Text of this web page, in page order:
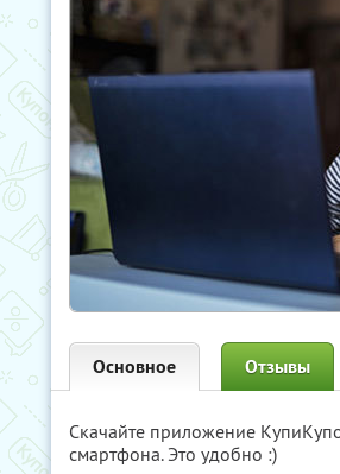
Основное Отзывы
Скачайте приложение
смартфона. Это удобно :)